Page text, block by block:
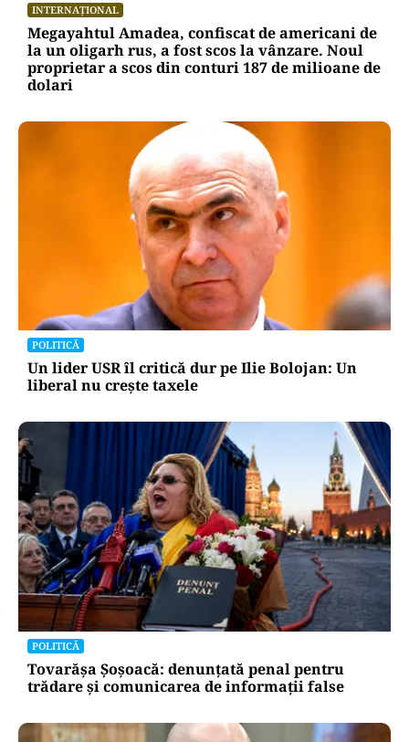
INTERNAȚIONAL
Megayahtul Amadea, confiscat de americani de
la un oligarh rus, a fost scos la vânzare. Noul
proprietar a scos din conturi 187 de milioane de
dolari
POLITICĂ
Un lider USR îl critică dur pe Ilie Bolojan: Un
liberal nu crește taxele
POLITICĂ
Tovarășa Șoșoacă: denunțată penal pentru
trădare și comunicarea de informații false